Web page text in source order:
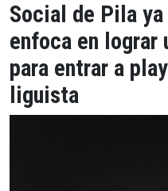
Social de Pila
enfoca en lograr
para entrar a
liguista